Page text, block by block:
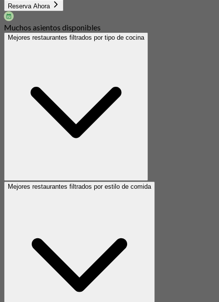
Reserva Ahora
Muchos asientos disponibles
Mejores restaurantes filtrados por tipo de cocina
Mejores restaurantes filtrados por estilo de comida